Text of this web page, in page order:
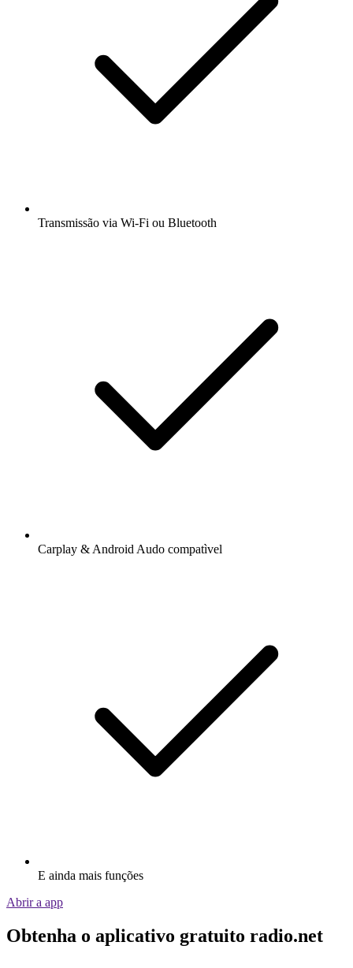
Transmissão via Wi-Fi ou Bluetooth
Carplay & Android Audo compatìvel
E ainda mais funções
Abrir a app
Obtenha o aplicativo gratuito radio.net